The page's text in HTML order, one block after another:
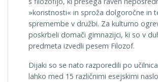
»koristnosti« in sproža dolgoročne in
spremembe v družbi. Za kulturno
poskrbeli domači gimnazijci, ki so v
predmeta izvedli pesem Filozof.
Dijaki so se nato razporedili po
lahko med 15 različnimi esejskimi